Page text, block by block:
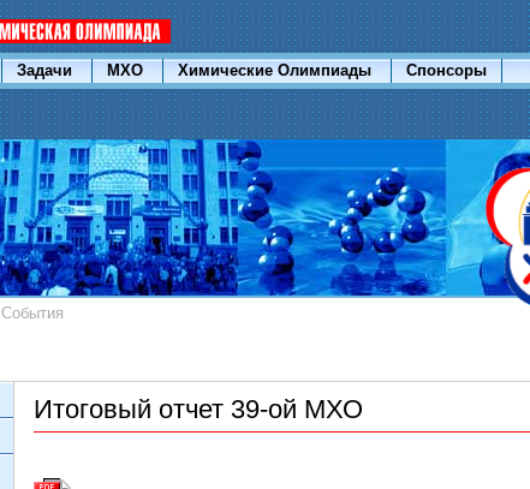
Задачи МХО Химические Олимпиады Спонсоры
События
Итоговый отчет 39-ой МХО